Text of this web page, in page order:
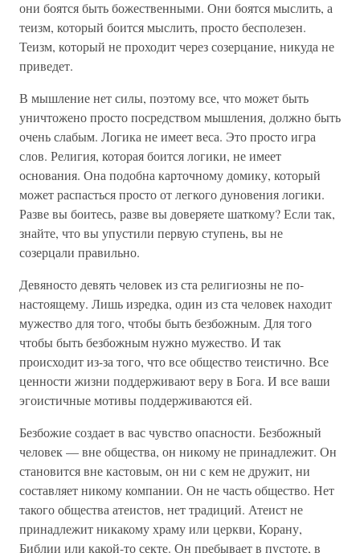
они боятся быть божественными. Они боятся мыслить, а
теизм, который боится мыслить, просто бесполезен.
Теизм, который не проходит через созерцание, никуда не
приведет.
В мышление нет силы, поэтому все, что может быть
уничтожено просто посредством мышления, должно быть
очень слабым. Логика не имеет веса. Это просто игра
слов. Религия, которая боится логики, не имеет
основания. Она подобна карточному домику, который
может распасться просто от легкого дуновения логики.
Разве вы боитесь, разве вы доверяете шаткому? Если так,
знайте, что вы упустили первую ступень, вы не
созерцали правильно.
Девяносто девять человек из ста религиозны не по-
настоящему. Лишь изредка, один из ста человек находит
мужество для того, чтобы быть безбожным. Для того
чтобы быть безбожным нужно мужество. И так
происходит из-за того, что все общество теистично. Все
ценности жизни поддерживают веру в Бога. И все ваши
эгоистичные мотивы поддерживаются ей.
Безбожие создает в вас чувство опасности. Безбожный
человек — вне общества, он никому не принадлежит. Он
становится вне кастовым, он ни с кем не дружит, ни
составляет никому компании. Он не часть общество. Нет
такого общества атеистов, нет традиций. Атеист не
принадлежит никакому храму или церкви, Корану,
Библии или какой-то секте. Он пребывает в пустоте, в